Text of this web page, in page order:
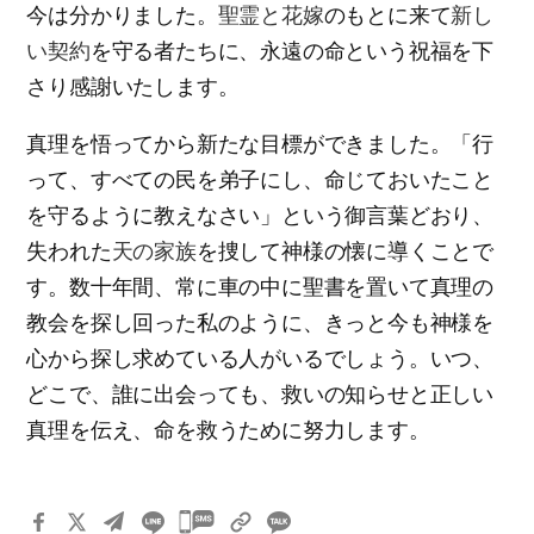
今は分かりました。 聖霊と花嫁のもとに来て新し
い契約を守る者たちに、永遠の命という祝福を下
さり感謝いたします。
真理を悟ってから新たな目標ができました。「行
って、すべての民を弟子にし、命じておいたこと
を守るように教えなさい」という御言葉どおり、
失われた天の家族を捜して神様の懐に導くことで
す。数十年間、常に車の中に聖書を置いて真理の
教会を探し回った私のように、きっと今も神様を
心から探し求めている人がいるでしょう。いつ、
どこで、誰に出会っても、救いの知らせと正しい
真理を伝え、命を救うために努力します。
카